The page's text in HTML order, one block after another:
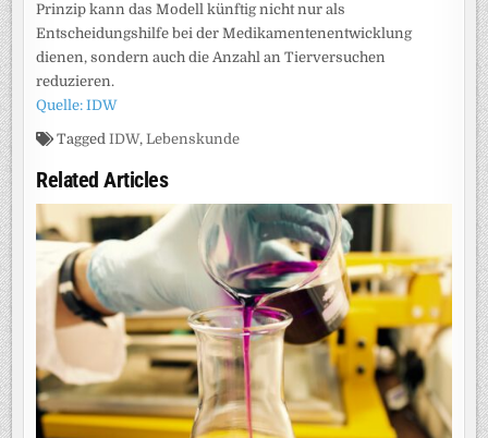
Prinzip kann das Modell künftig nicht nur als
Entscheidungshilfe bei der Medikamentenentwicklung
dienen, sondern auch die Anzahl an Tierversuchen
reduzieren.
Quelle: IDW
TaggedIDW,Lebenskunde
Related Articles